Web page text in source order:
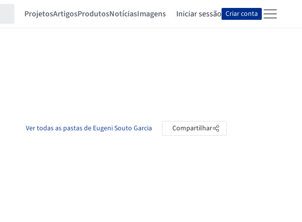
ProjetosArtigosProdutosNotíciasImagens Iniciar sessão Criar conta
Ver todas as pastas de Eugeni Souto Garcia Compartilhar